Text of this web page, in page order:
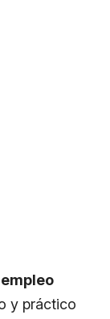
y práctico